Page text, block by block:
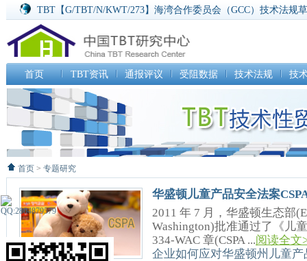
TBT【G/TBT/N/KWT/273】海湾合作委员会（GCC）技术法规
TBT【G/TBT/N/CZE/184】饲料法某些规定实施令草案
TBT【G/TBT/N/CHL/307】食品卫生法第186和192条修订提案
SPS【G/SPS/N/ARE/53】撤销关于阿联酋进口匈牙利家养和野
SPS【G/SPS/N/ARE/54】撤销关于阿联酋进口俄罗斯联邦家养
SPS【G/SPS/N/KOR/506】食品和药物法案检测和检验执行法规
首页 TBT资讯 通报评议 受阻数据 技术法规 技
首页 > 专题研究
华盛顿儿童产品安全法案
2011 年 7 月，华盛顿生态部
Washington)批准通过了《儿
334-WAC 章(CSPA ...阅读全文
企业如何应对华盛顿州儿童产